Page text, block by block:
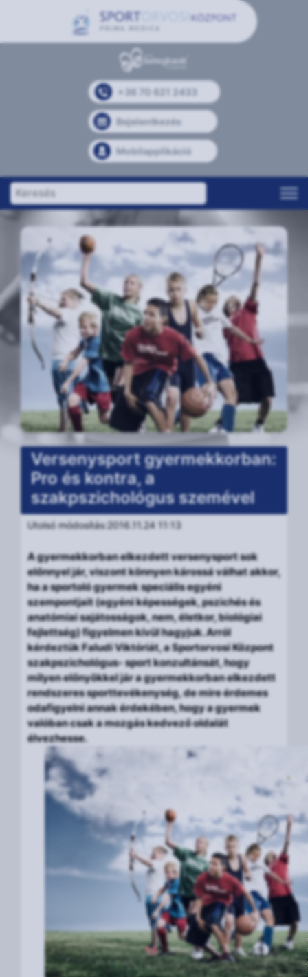
+36 70 621 2433
Bejelentkezés
Mobilapplikáció
Versenysport gyermekkorban:
Pro és kontra, a
szakpszichológus szemével
Utolsó módosítás:2016.11.24 11:13
A gyermekkorban elkezdett versenysport sok
előnnyel jár, viszont könnyen károssá válhat akkor,
ha a sportoló gyermek speciális egyéni
szempontjait (egyéni képességek, pszichés és
anatómiai sajátosságok, nem, életkor, biológiai
fejlettség) figyelmen kívül hagyjuk. Arról
kérdeztük Faludi Viktóriát, a Sportorvosi Központ
szakpszichológus- sport konzultánsát, hogy
milyen előnyökkel jár a gyermekkorban elkezdett
rendszeres sporttevékenység, de mire érdemes
odafigyelni annak érdekében, hogy a gyermek
valóban csak a mozgás kedvező oldalát
élvezhesse.